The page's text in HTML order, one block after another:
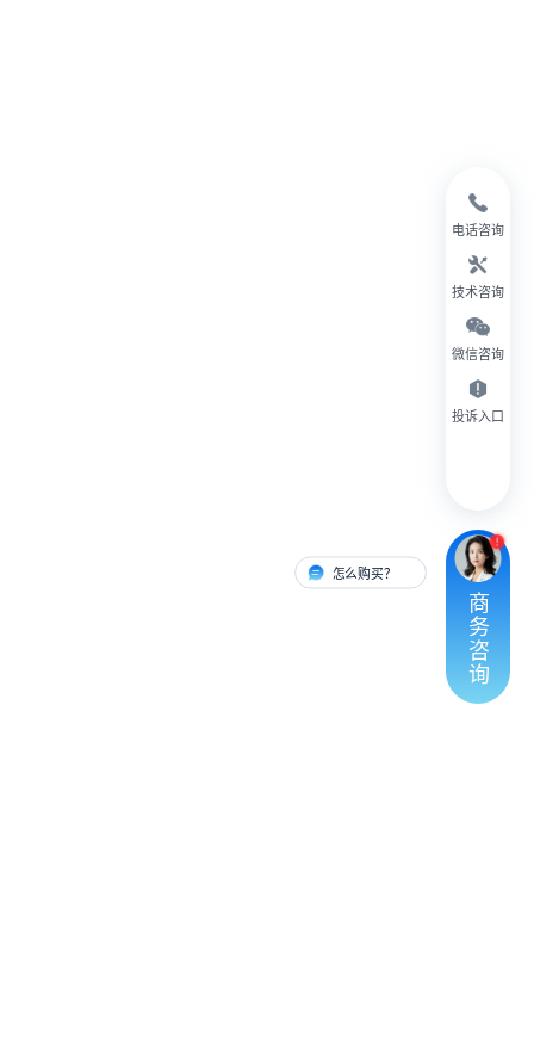
电话咨询
技术咨询
微信咨询
投诉入口
怎么购买？ 有人对接
商
务
咨
询